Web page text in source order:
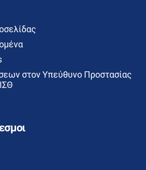
στον Υπεύθυνο Προστασίας